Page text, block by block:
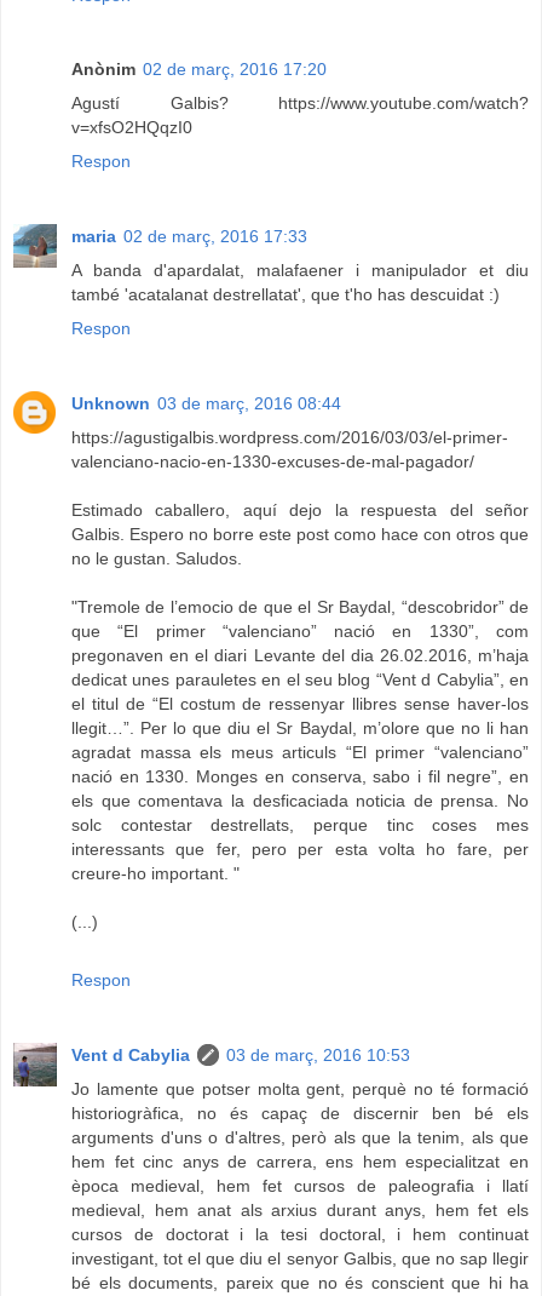
Anònim 02 de març, 2016 17:20
Agustí Galbis? https://www.youtube.com/watch?
v=xfsO2HQqzI0
Respon
maria 02 de març, 2016 17:33
A banda d'apardalat, malafaener i manipulador et diu
també 'acatalanat destrellatat', que t'ho has descuidat :)
Respon
Unknown 03 de març, 2016 08:44
https://agustigalbis.wordpress.com/2016/03/03/el-primer-
valenciano-nacio-en-1330-excuses-de-mal-pagador/
Estimado caballero, aquí dejo la respuesta del señor
Galbis. Espero no borre este post como hace con otros que
no le gustan. Saludos.
"Tremole de l’emocio de que el Sr Baydal, “descobridor” de
que “El primer “valenciano” nació en 1330”, com
pregonaven en el diari Levante del dia 26.02.2016, m’haja
dedicat unes parauletes en el seu blog “Vent d Cabylia”, en
el titul de “El costum de ressenyar llibres sense haver-los
llegit…”. Per lo que diu el Sr Baydal, m’olore que no li han
agradat massa els meus articuls “El primer “valenciano”
nació en 1330. Monges en conserva, sabo i fil negre”, en
els que comentava la desficaciada noticia de prensa. No
solc contestar destrellats, perque tinc coses mes
interessants que fer, pero per esta volta ho fare, per
creure-ho important. "
(...)
Respon
Vent d Cabylia
03 de març, 2016 10:53
Jo lamente que potser molta gent, perquè no té formació
historiogràfica, no és capaç de discernir ben bé els
arguments d'uns o d'altres, però als que la tenim, als que
hem fet cinc anys de carrera, ens hem especialitzat en
època medieval, hem fet cursos de paleografia i llatí
medieval, hem anat als arxius durant anys, hem fet els
cursos de doctorat i la tesi doctoral, i hem continuat
investigant, tot el que diu el senyor Galbis, que no sap llegir
bé els documents, pareix que no és conscient que hi ha